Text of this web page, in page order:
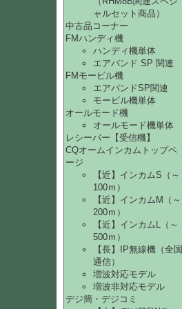
ャルセット商品）
中古品コーナー
FMハンディ機
ハンディ機単体
エアバンド SP 関連
FMモービル機
エアバンドSP関連
モービル機単体
オールモード機
オールモード機単体
レシーバー【受信機】
CQオームインカムトップペ
ージ
【近】インカムS（～
100ｍ）
【近】インカムM（～
200ｍ）
【近】インカムL（～
500ｍ）
【長】IP無線機（全国
通信）
増波対応モデル
増波非対応モデル
デジ簡・デジコミ